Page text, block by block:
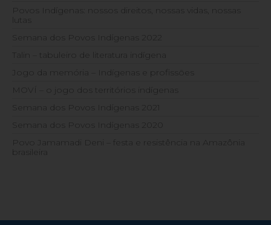
Povos Indígenas: nossos direitos, nossas vidas, nossas
lutas
Semana dos Povos Indígenas 2022
Talin – tabuleiro de literatura indígena
Jogo da memória – Indígenas e profissões
MOVÍ – o jogo dos territórios indígenas
Semana dos Povos Indígenas 2021
Semana dos Povos Indígenas 2020
Povo Jamamadi Deni – festa e resistência na Amazônia
brasileira